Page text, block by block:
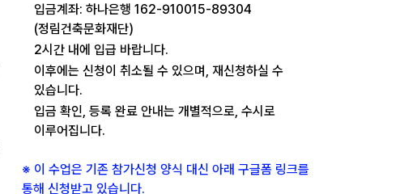
입금계좌: 하나은행 162-910015-89304
(정림건축문화재단)
2시간 내에 입급 바랍니다.
이후에는 신청이 취소될 수 있으며, 재신청하실 수
있습니다.
입금 확인, 등록 완료 안내는 개별적으로, 수시로
이루어집니다.
※ 이 수업은 기존 참가신청 양식 대신 아래 구글폼 링크를
통해 신청받고 있습니다.